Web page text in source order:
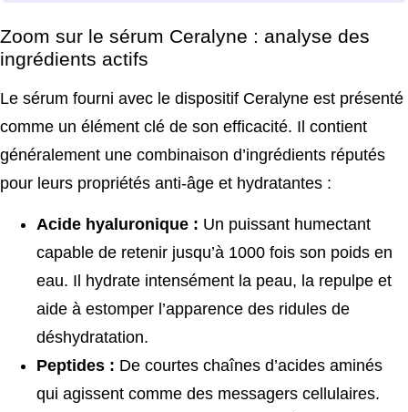
Zoom sur le sérum Ceralyne : analyse des
ingrédients actifs
Le sérum fourni avec le dispositif Ceralyne est présenté
comme un élément clé de son efficacité. Il contient
généralement une combinaison d’ingrédients réputés
pour leurs propriétés anti-âge et hydratantes :
Acide hyaluronique : Un puissant humectant
capable de retenir jusqu’à 1000 fois son poids en
eau. Il hydrate intensément la peau, la repulpe et
aide à estomper l’apparence des ridules de
déshydratation.
Peptides : De courtes chaînes d’acides aminés
qui agissent comme des messagers cellulaires.